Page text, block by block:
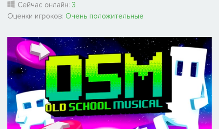
Сейчас онлайн: 3
Оценки игроков: Очень положительные